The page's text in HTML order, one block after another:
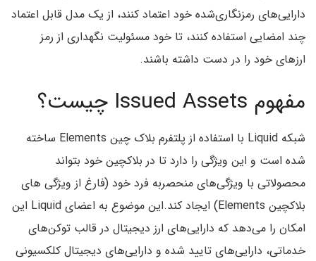
دارایی‌های رمزنگاری‌شده خود اعتماد کنند، از یک مدل قابل اعتماد
چند امضایی استفاده کنند، تا خود مسئولیت نگهداری از رمز
ارزهای خود را در دست داشته باشند.
مفهوم Issued Assets چیست؟
شبکه Liquid با استفاده از پلتفرم بلاک چین Elements ساخته
شده است و این ویژگی را دارد تا در بلاکچین خود بتواند
محصولاتی با ویژگی‌های منحصربه فرد خود (فارغ از ویژگی های
بلاکچین Elements) ایجاد کند.این موضوع به اعضای Liquid این
امکان را می‌دهد که دارایی‌های ارز دیجیتال در قالب توکن‌های
خدماتی، دارایی‌های تایید شده و دارایی‌های دیجیتال کلکسیونی